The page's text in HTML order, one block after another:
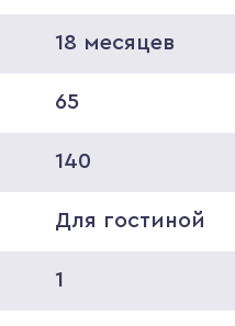
18 месяцев
65
140
Для гостиной
1